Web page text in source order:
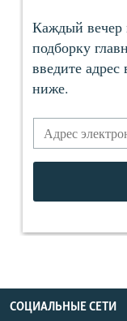
СОЦИАЛЬНЫЕ СЕТИ